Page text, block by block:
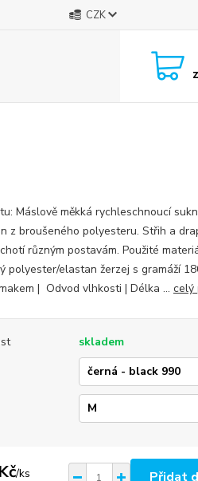
CZK
Máslově měkká rychleschnoucí
z broušeného polyesteru. Střih a
různým postavám. Použité
polyester/elastan žerzej s gramáží
| Odvod vlhkosti | Délka ... celý
skladem
/ks Přidat